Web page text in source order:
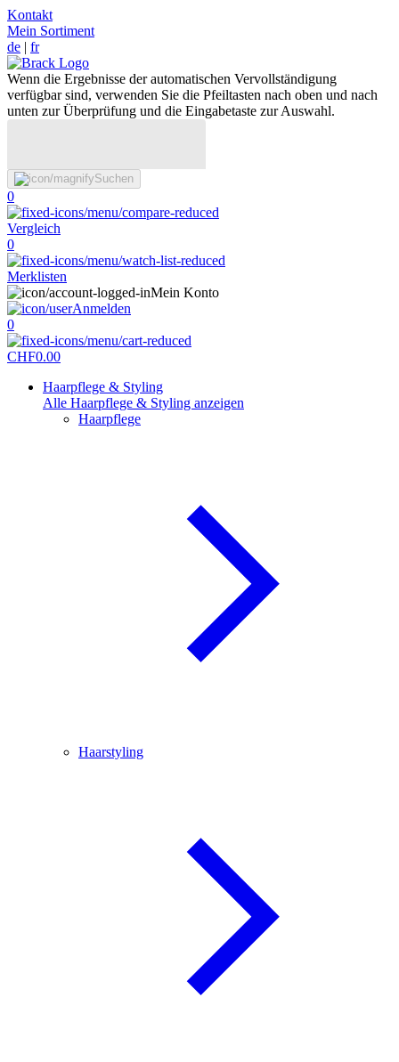
Kontakt
Mein Sortiment
de | fr
Wenn die Ergebnisse der automatischen Vervollständigung
verfügbar sind, verwenden Sie die Pfeiltasten nach oben und nach
unten zur Überprüfung und die Eingabetaste zur Auswahl.
Suchen
0
Vergleich
0
Merklisten
Mein Konto
Anmelden
0
CHF0.00
Haarpflege & Styling
Alle Haarpflege & Styling anzeigen
Haarpflege
Haarstyling